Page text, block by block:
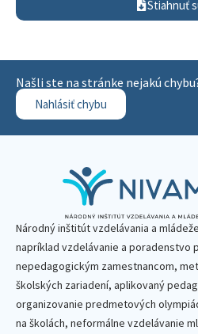
Stiahnuť
Našli ste na stránke nejakú
Nahlásiť chybu
Národný inštitút vzdelávania a
napríklad vzdelávanie a poradenstvo
nepedagogickým zamestnancom,
školských zariadení, aplikovaný
organizovanie predmetových
na školách, neformálne vzdelávanie